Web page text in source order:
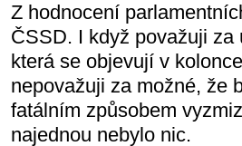
Z hodnocení
ČSSD. I když považuji
která se objevují v
nepovažuji za možné, že
fatálním způsobem
najednou nebylo nic.